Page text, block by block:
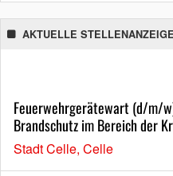
AKTUELLE
Feuerwehrgerätewart (d/m/
Brandschutz im Bereich der
Stadt Celle, Celle